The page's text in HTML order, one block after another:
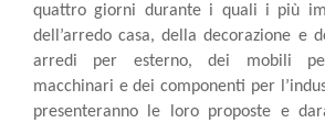
quattro giorni durante i quali i più
dell’arredo casa, della decorazione e
arredi per esterno, dei mobili
macchinari e dei componenti per
presenteranno le loro proposte e